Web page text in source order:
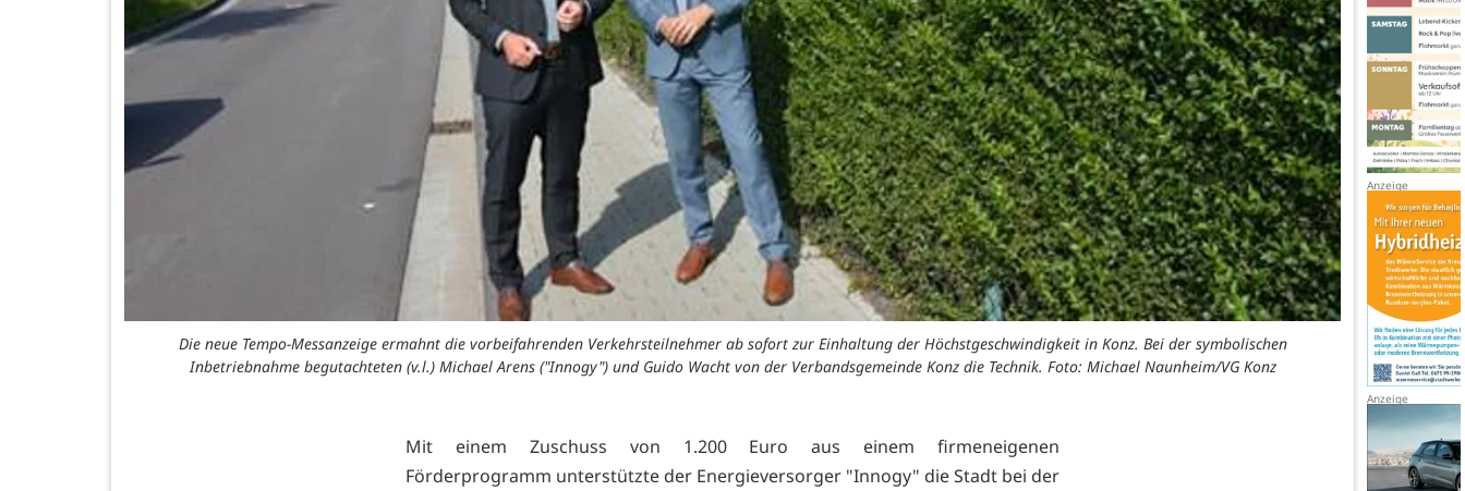
Die neue Tempo-Messanzeige ermahnt die vorbeifahrenden Verkehrsteilnehmer ab sofort zur Einhaltung der Höchstgeschwindigkeit in Konz. Bei der symbolischen
Inbetriebnahme begutachteten (v.l.) Michael Arens ("Innogy") und Guido Wacht von der Verbandsgemeinde Konz die Technik. Foto: Michael Naunheim/VG Konz
Mit einem Zuschuss von 1.200 Euro aus einem firmeneigenen
Förderprogramm unterstützte der Energieversorger "Innogy" die Stadt bei der